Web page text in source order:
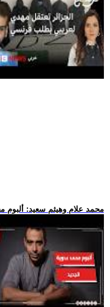
.. محمد علام وهيثم سعيد: ألبوم